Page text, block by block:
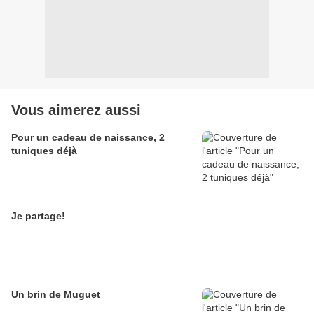
Vous aimerez aussi
Pour un cadeau de naissance, 2
tuniques déjà
Je partage!
Un brin de Muguet